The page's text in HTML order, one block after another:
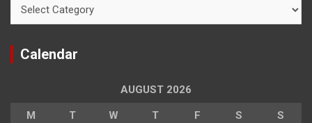
Calendar
AUGUST 2026
M T W T F S S